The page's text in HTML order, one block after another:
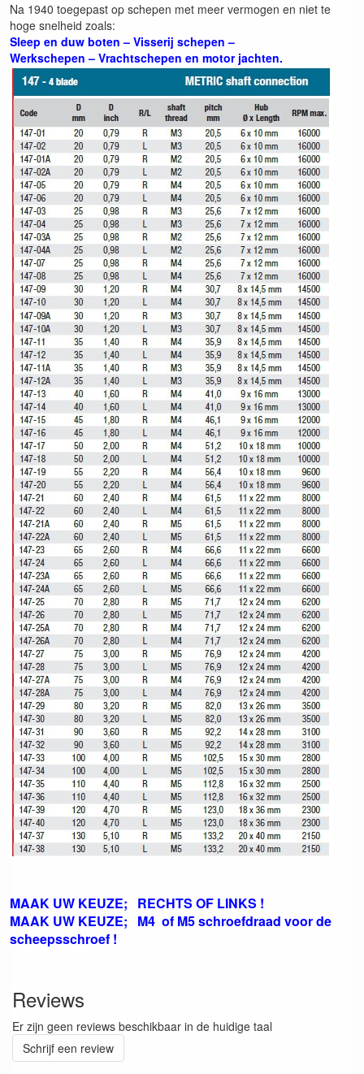
Na 1940 toegepast op schepen met meer vermogen en niet te
hoge snelheid zoals:
Sleep en duw boten – Visserij schepen –
Werkschepen – Vrachtschepen en motor jachten.
MAAK UW KEUZE; RECHTS OF LINKS !
MAAK UW KEUZE; M4 of M5 schroefdraad voor de
scheepsschroef !
Reviews
Er zijn geen reviews beschikbaar in de huidige taal
Schrijf een review